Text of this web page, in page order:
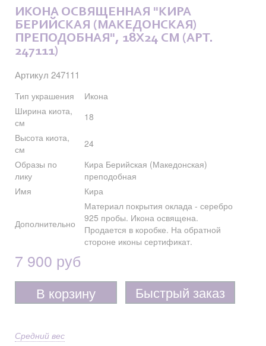
ИКОНА ОСВЯЩЕННАЯ "КИРА
БЕРИЙСКАЯ (МАКЕДОНСКАЯ)
ПРЕПОДОБНАЯ", 18X24 СМ (АРТ.
247111)
Артикул 247111
Тип украшения
Икона
Ширина киота,
см
18
Высота киота,
см
24
Образы по
лику
Кира Берийская (Македонская)
преподобная
Имя
Кира
Дополнительно
Материал покрытия оклада - серебро
925 пробы. Икона освящена.
Продается в коробке. На обратной
стороне иконы сертификат.
7 900 руб
В корзину Быстрый заказ
Средний вес